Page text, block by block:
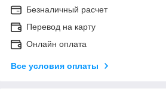
Безналичный расчет
Перевод на карту
Онлайн оплата
Все условия оплаты